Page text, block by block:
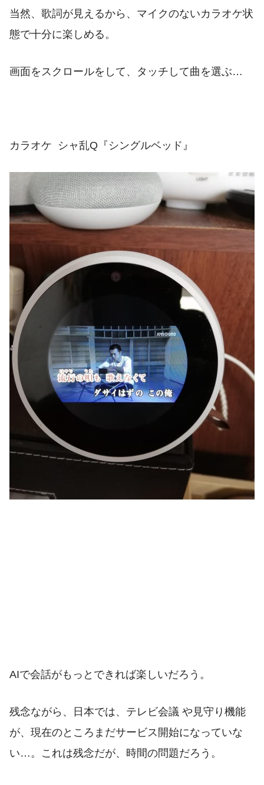
当然、歌詞が見えるから、マイクのないカラオケ状
態で十分に楽しめる。
画面をスクロールをして、タッチして曲を選ぶ…
カラオケ シャ乱Q『シングルベッド』
AIで会話がもっとできれば楽しいだろう。
残念ながら、日本では、テレビ会議 や見守り機能
が、現在のところまだサービス開始になっていな
い…。これは残念だが、時間の問題だろう。